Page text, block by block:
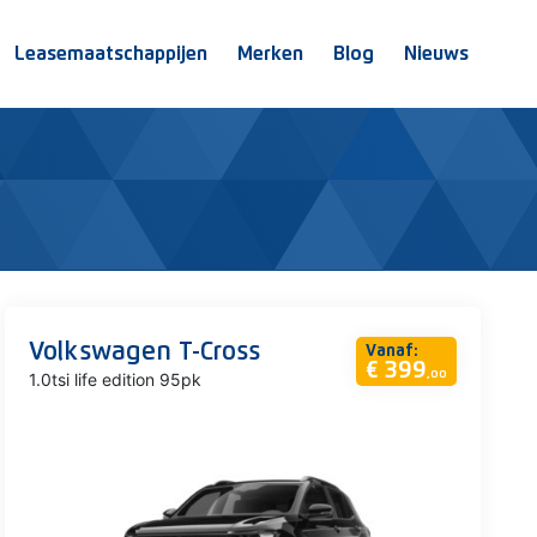
Leasemaatschappijen Merken Blog Nieuws
Vanaf:
€ 399 ,00
Volkswagen T-Cross
1.0tsi life edition 95pk